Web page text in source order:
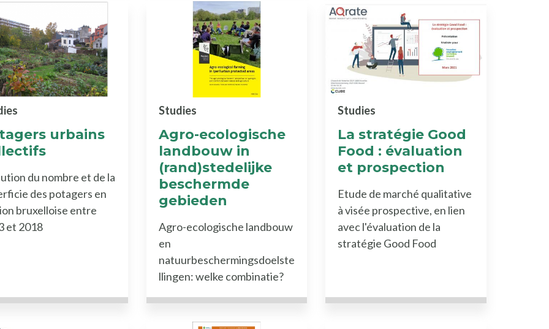
urbains
du nombre et de la
des potagers en
bruxelloise entre
et 2018
Agro-ecologische
landbouw in
(rand)stedelijke
beschermde
gebieden
Studies
Agro-ecologische landbouw
en
natuurbeschermingsdoelste
llingen: welke combinatie?
La stratégie Good
Food : évaluation
et prospection
Studies
Etude de marché qualitative
à visée prospective, en lien
avec l'évaluation de la
stratégie Good Food